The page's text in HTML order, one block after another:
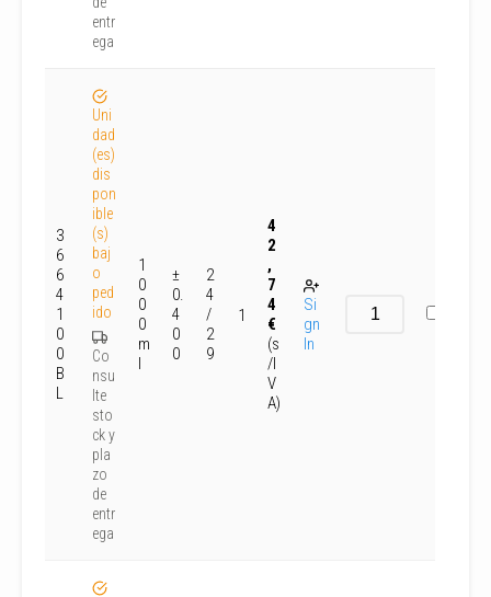
entr
ega
3
6
6
4
1
0
0
B
L
Uni
dad
(es)
dis
pon
ible
(s)
baj
o
ped
ido
Co
nsu
lte
sto
ck y
pla
zo
de
entr
ega
1
0
0
0
m
l
±
0.
4
0
0
2
4
/
2
9
1
4
2
,
7
4
€
(s
/I
V
A)
Si
gn
In